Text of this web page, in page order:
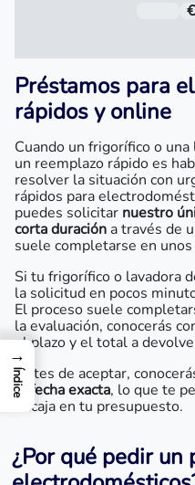
€
Préstamos para
rápidos y online
Cuando un frigorífico o
un reemplazo rápido es
resolver la situación con
rápidos para
puedes solicitar nuestro
corta duración a través de
suele completarse en
Si tu frigorífico o lavadora
la solicitud en pocos
El proceso suele
la evaluación, conocerás
el plazo y el total a
Antes de aceptar,
la fecha exacta, lo que te
encaja en tu presupuesto.
¿Por qué pedir un
→
Índice